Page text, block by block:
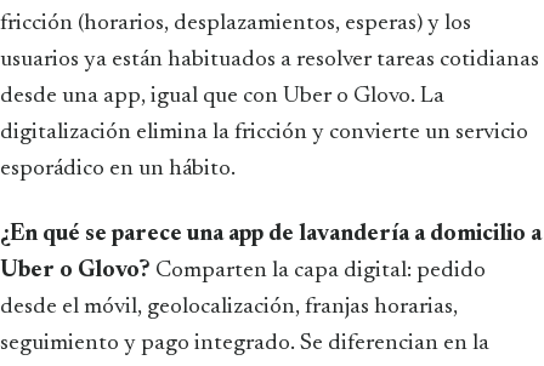
fricción (horarios, desplazamientos, esperas) y los
usuarios ya están habituados a resolver tareas cotidianas
desde una app, igual que con Uber o Glovo. La
digitalización elimina la fricción y convierte un servicio
esporádico en un hábito.
¿En qué se parece una app de lavandería a domicilio a
Uber o Glovo? Comparten la capa digital: pedido
desde el móvil, geolocalización, franjas horarias,
seguimiento y pago integrado. Se diferencian en la